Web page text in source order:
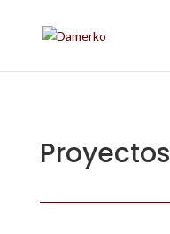
Proyectos